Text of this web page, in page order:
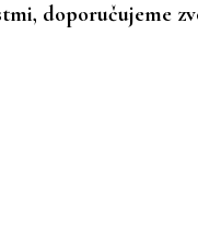
doporučujeme